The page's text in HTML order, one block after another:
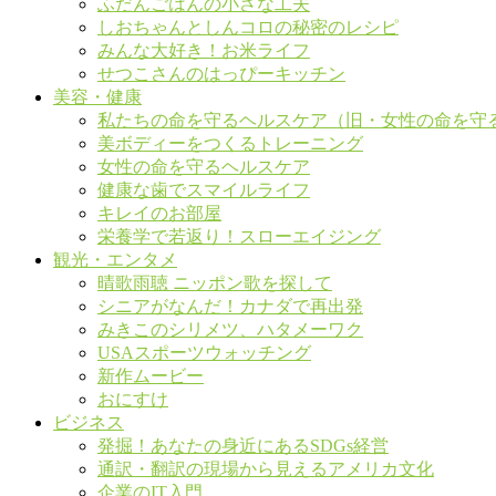
ふだんごはんの小さな工夫
しおちゃんとしんコロの秘密のレシピ
みんな大好き！お米ライフ
せつこさんのはっぴーキッチン
美容・健康
私たちの命を守るヘルスケア（旧・女性の命を守
美ボディーをつくるトレーニング
女性の命を守るヘルスケア
健康な歯でスマイルライフ
キレイのお部屋
栄養学で若返り！スローエイジング
観光・エンタメ
晴歌雨聴 ニッポン歌を探して
シニアがなんだ！カナダで再出発
みきこのシリメツ、ハタメーワク
USAスポーツウォッチング
新作ムービー
おにすけ
ビジネス
発掘！あなたの身近にあるSDGs経営
通訳・翻訳の現場から見えるアメリカ文化
企業のIT入門